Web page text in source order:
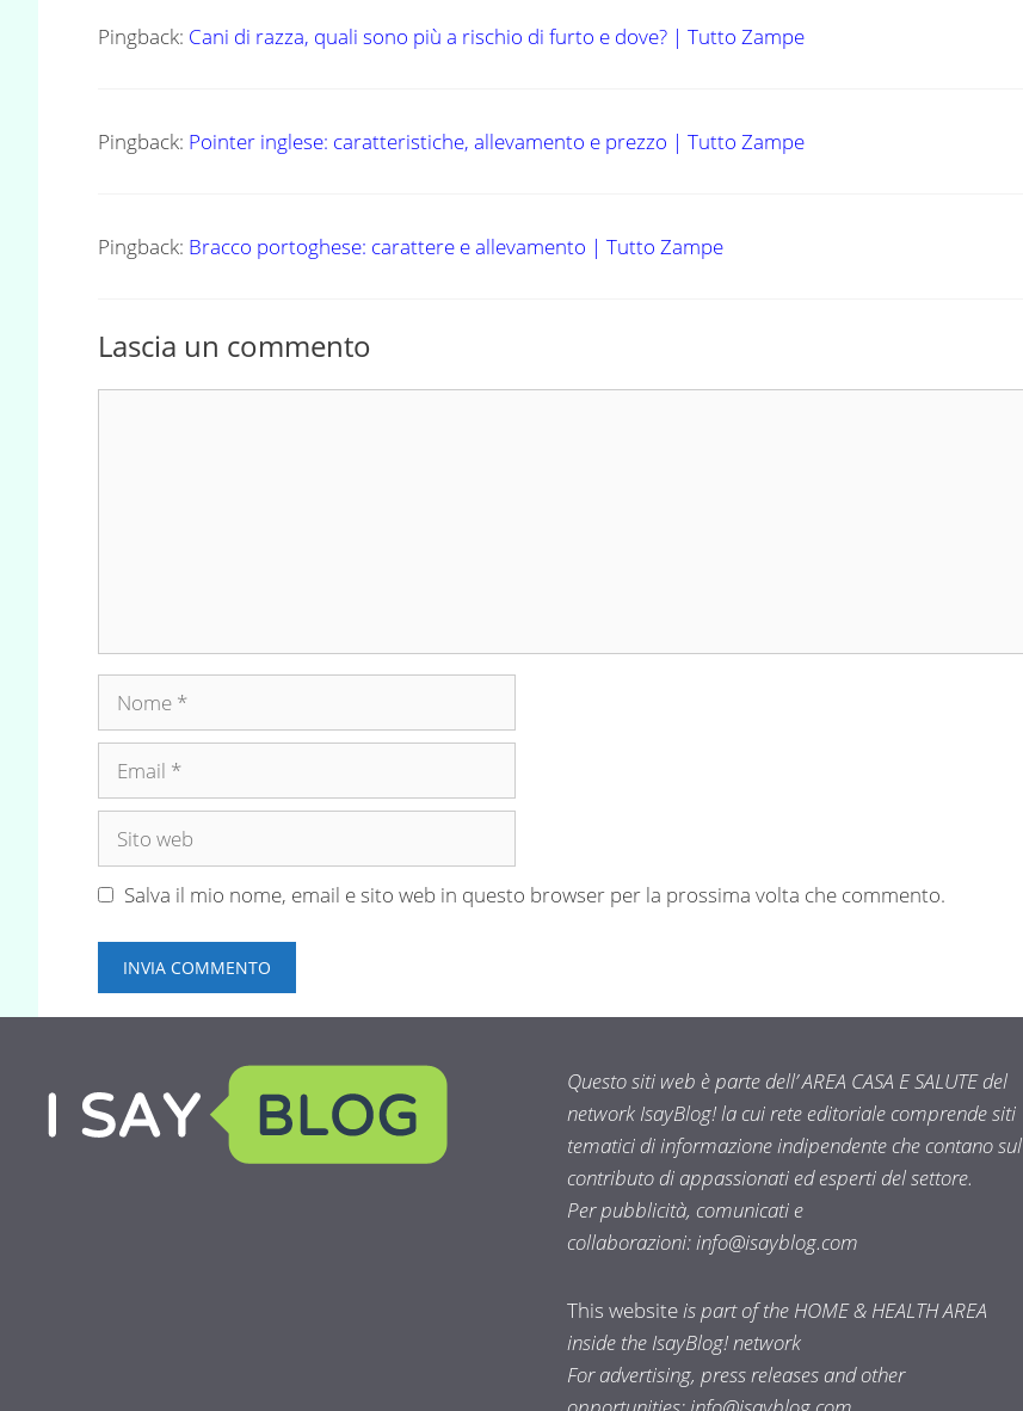
Pingback: Cani di razza, quali sono più a rischio di furto e dove? | Tutto Zampe
Pingback: Pointer inglese: caratteristiche, allevamento e prezzo | Tutto Zampe
Pingback: Bracco portoghese: carattere e allevamento | Tutto Zampe
Lascia un commento
Nome
Email
Sito
Salva il mio nome, email e sito web in questo browser per la prossima volta che commento.
Questo siti web è parte dell’ AREA CASA E SALUTE del
network IsayBlog! la cui rete editoriale comprende siti
tematici di informazione indipendente che contano sul
contributo di appassionati ed esperti del settore.
Per pubblicità, comunicati e
collaborazioni:info@isayblog.com
This websiteis part of the HOME & HEALTH AREA
inside the IsayBlog! network
For advertising, press releases and other